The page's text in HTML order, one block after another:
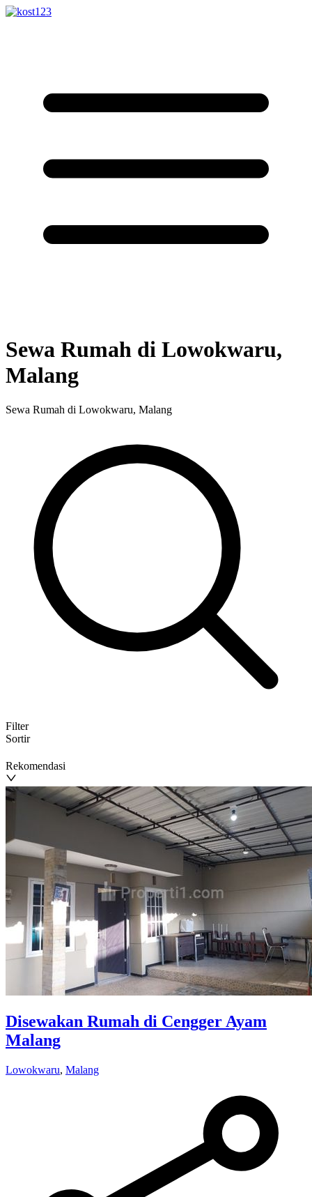
Sewa Rumah di Lowokwaru,
Malang
Sewa Rumah di Lowokwaru, Malang
Filter
Sortir
Rekomendasi
Disewakan Rumah di Cengger Ayam
Malang
Lowokwaru, Malang